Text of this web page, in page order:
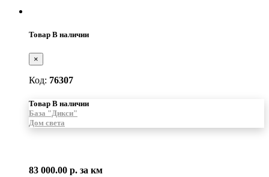
Товар В наличии
×
Код: 76307
Товар В наличии
База "Дикси"
Дом света
83 000.00 р. за км